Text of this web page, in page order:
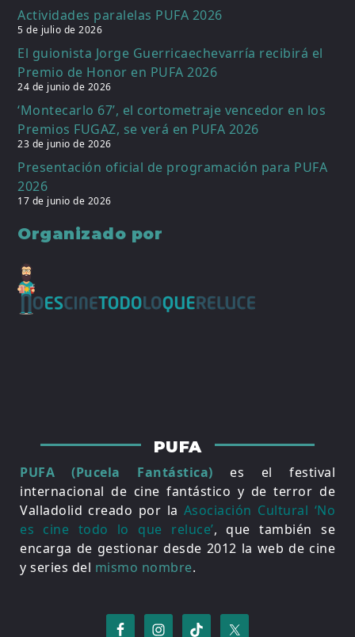
Actividades paralelas PUFA 2026
5 de julio de 2026
El guionista Jorge Guerricaechevarría recibirá el
Premio de Honor en PUFA 2026
24 de junio de 2026
‘Montecarlo 67’, el cortometraje vencedor en los
Premios FUGAZ, se verá en PUFA 2026
23 de junio de 2026
Presentación oficial de programación para PUFA
2026
17 de junio de 2026
Organizado por
PUFA
PUFA (Pucela Fantástica) es el festival
internacional de cine fantástico y de terror de
Valladolid creado por la Asociación Cultural ‘No
es cine todo lo que reluce’, que también se
encarga de gestionar desde 2012 la web de cine
y series del mismo nombre.